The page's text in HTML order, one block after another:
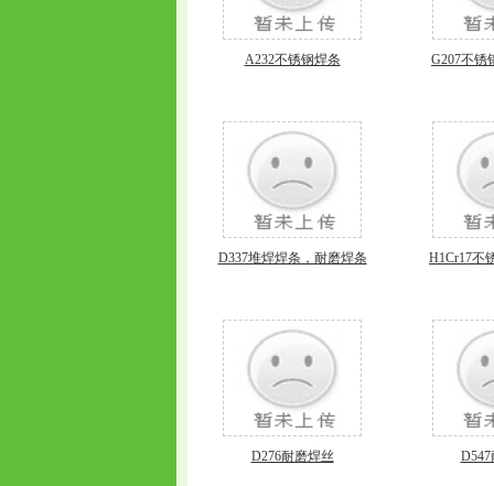
A232不锈钢焊条 G207不锈
D337堆焊焊条，耐磨焊条 H1Cr17不
D276耐磨焊丝